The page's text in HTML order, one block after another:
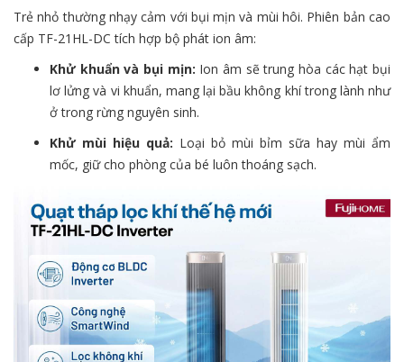
Trẻ nhỏ thường nhạy cảm với bụi mịn và mùi hôi. Phiên bản cao
cấp TF-21HL-DC tích hợp bộ phát ion âm:
Khử khuẩn và bụi mịn: Ion âm sẽ trung hòa các hạt bụi
lơ lửng và vi khuẩn, mang lại bầu không khí trong lành như
ở trong rừng nguyên sinh.
Khử mùi hiệu quả: Loại bỏ mùi bỉm sữa hay mùi ẩm
mốc, giữ cho phòng của bé luôn thoáng sạch.